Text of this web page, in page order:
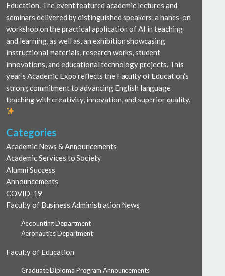
Education. The event featured academic lectures and
seminars delivered by distinguished speakers, a hands-on
workshop on the practical application of AI in teaching
and learning, as well as, an exhibition showcasing
instructional materials, research works, student
innovations, and educational technology projects. This
year’s Academic Expo reflects the Faculty of Education’s
strong commitment to advancing English language
teaching with creativity, innovation, and superior quality.
Categories
Academic News & Announcements
Academic Services to Society
Alumni Success
Announcements
COVID-19
Faculty of Business Administration News
Accounting Department
Aeronautics Department
Faculty of Education
Graduate Diploma Program Announcements